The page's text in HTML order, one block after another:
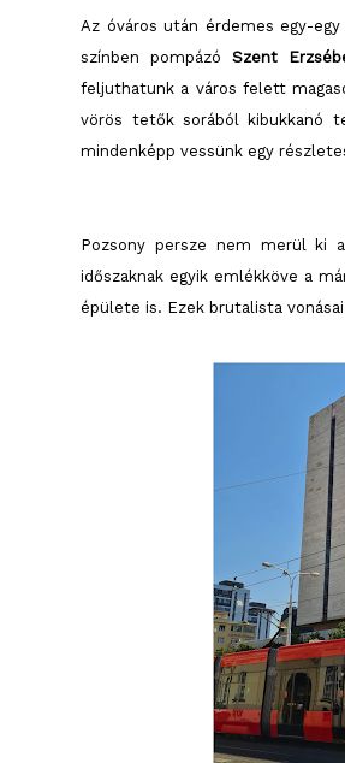
Az óváros után érdemes egy-
színben pompázóSzent
feljuthatunk a város felett
vörös tetők sorából kibukkanó
mindenképp vessünk egy
Pozsony persze nem merül ki
időszaknak egyik emlékköve a
épülete is. Ezek brutalista